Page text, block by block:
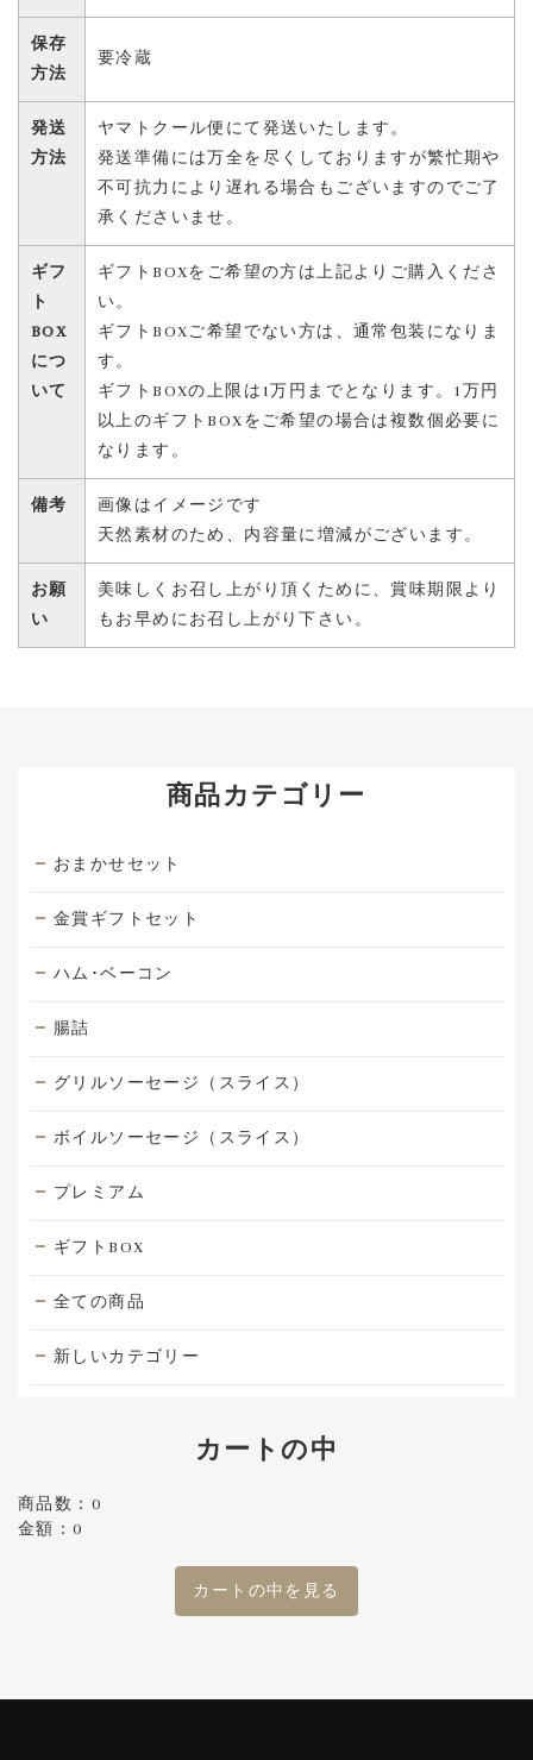
保存
方法
要冷蔵
発送
方法
ヤマトクール便にて発送いたします。
発送準備には万全を尽くしておりますが繁忙期や
不可抗力により遅れる場合もございますのでご了
承くださいませ。
ギフ
ト
BOX
につ
いて
ギフトBOXをご希望の方は上記よりご購入くださ
い。
ギフトBOXご希望でない方は、通常包装になりま
す。
ギフトBOXの上限は1万円までとなります。1万円
以上のギフトBOXをご希望の場合は複数個必要に
なります。
備考
画像はイメージです
天然素材のため、内容量に増減がございます。
お願
い
美味しくお召し上がり頂くために、賞味期限より
もお早めにお召し上がり下さい。
商品カテゴリー
おまかせセット
金賞ギフトセット
ハム･ベーコン
腸詰
グリルソーセージ（スライス）
ボイルソーセージ（スライス）
プレミアム
ギフトBOX
全ての商品
新しいカテゴリー
カートの中
商品数：0
金額：0
カートの中を見る